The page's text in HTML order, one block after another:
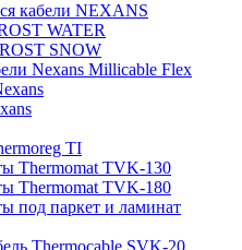
кабели NEXANS
WATER
SNOW
Nexans Millicable Flex
TI
Thermomat TVK-130
Thermomat TVK-180
под паркет и ламинат
Thermocable SVK-20